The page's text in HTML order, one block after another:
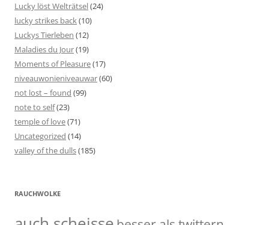
Lucky löst Welträtsel(24)
lucky strikes back(10)
Luckys Tierleben (12)
Maladies du Jour(19)
Moments of Pleasure(17)
niveauwonieniveauwar(60)
not lost – found (99)
note to self(23)
temple of love(71)
Uncategorized (14)
valley of the dulls(185)
RAUCHWOLKE